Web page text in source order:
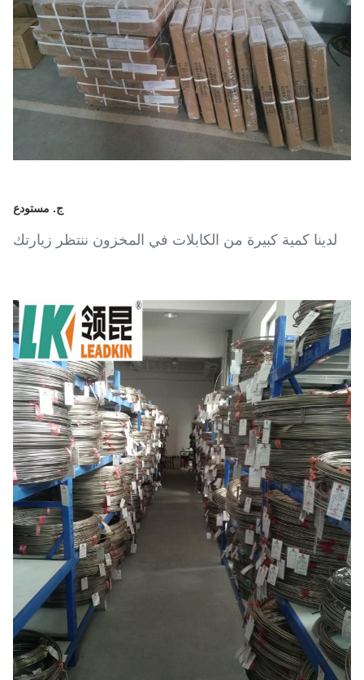
ج. مستودع
لدينا كمية كبيرة من الكابلات في المخزون ننتظر زيارتك